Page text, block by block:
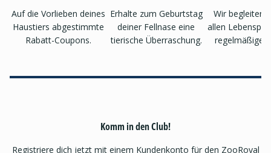
Auf die Vorlieben deines
Haustiers abgestimmte
Rabatt-Coupons.
Erhalte zum Geburtstag
deiner Fellnase eine
tierische Überraschung.
Wir begleiten
allen
regelmäßigen
Komm in den Club!
Registriere dich jetzt mit einem Kundenkonto für den ZooRoyal